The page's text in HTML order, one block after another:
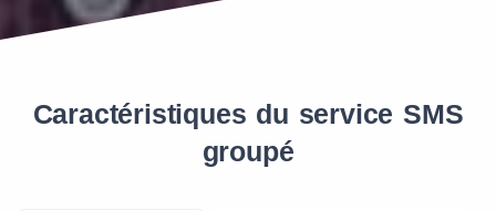
Caractéristiques du service SMS
groupé